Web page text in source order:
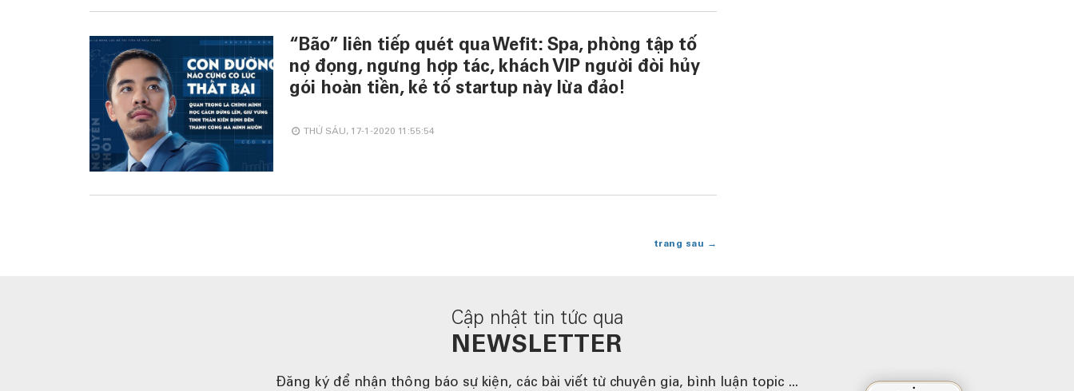
“Bão” liên tiếp quét qua Wefit: Spa, phòng tập tố
nợ đọng, ngưng hợp tác, khách VIP người đòi hủy
gói hoàn tiền, kẻ tố startup này lừa đảo!
THỨ SÁU, 17-1-2020 11:55:54
trang sau →
Cập nhật tin tức qua
NEWSLETTER
Đăng ký để nhận thông báo sự kiện, các bài viết từ chuyên gia, bình luận topic ...